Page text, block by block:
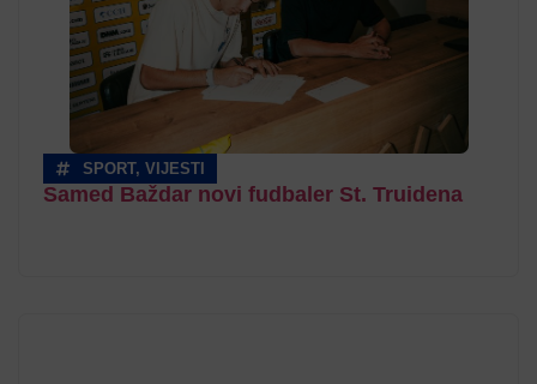
SPORT, VIJESTI
Samed Baždar novi fudbaler St. Truidena